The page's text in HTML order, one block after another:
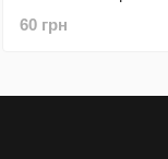
60 грн